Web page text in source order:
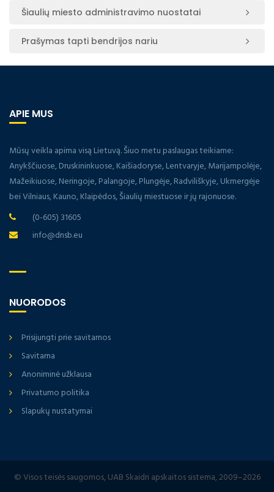
Šiaulių miesto administravimo nuostatai
Prašymas tapti bendrijos nariu
APIE MUS
Mūsų veikla apima visą Lietuvą. Šiuo metu paslaugas teikiame:
Anykščiuose, Druskininkuose, Kaišiadoryse, Lentvaryje, Marijampolėje,
Mažeikiuose, Neringoje, Palangoje, Plungėje, Radviliškyje, Ukmergėje
bei Vilniaus, Kauno, Klaipėdos, Šiaulių miestuose ir jų rajonuose.
(0-605) 31605
info@dnsb.eu
NUORODOS
Prisijungti prie savitarnos
Savitarna
Anoniminė užklausa
Privatumo politika
Slapukų nustatymai
© Visos teisės saugomos, UAB Skaidri apskaitos sistema, 2009–2026